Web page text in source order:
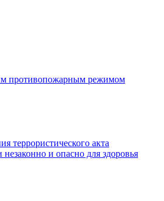
противопожарным режимом
террористического акта
и опасно для здоровья